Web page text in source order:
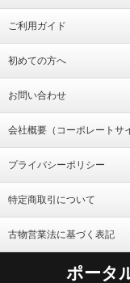
ご利用ガイド
初めての方へ
お問い合わせ
会社概要（コーポレートサ
プライバシーポリシー
特定商取引について
古物営業法に基づく表記
ポータ